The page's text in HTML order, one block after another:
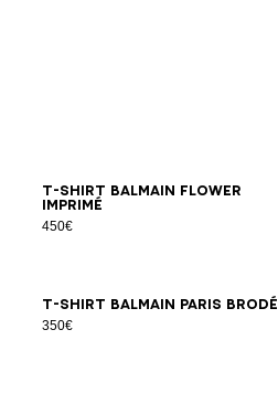
T-shirt Balmain Flower
imprimé
450€
XSSMLXL2XL
T-shirt Balmain Paris brodé
350€
XSSMLXL 2XL